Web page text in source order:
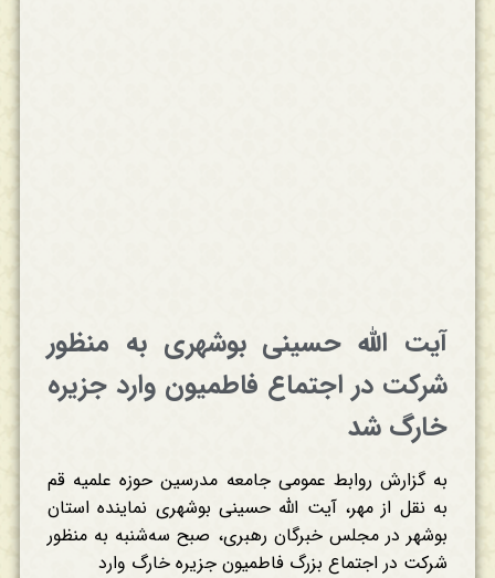
آیت الله حسینی بوشهری به منظور
شرکت در اجتماع فاطمیون وارد جزیره
خارگ شد
به گزارش روابط عمومی جامعه مدرسین حوزه علمیه قم
به نقل از مهر، آیت الله حسینی بوشهری نماینده استان
بوشهر در مجلس خبرگان رهبری، صبح سه‌شنبه به منظور
شرکت در اجتماع بزرگ فاطمیون جزیره خارگ وارد